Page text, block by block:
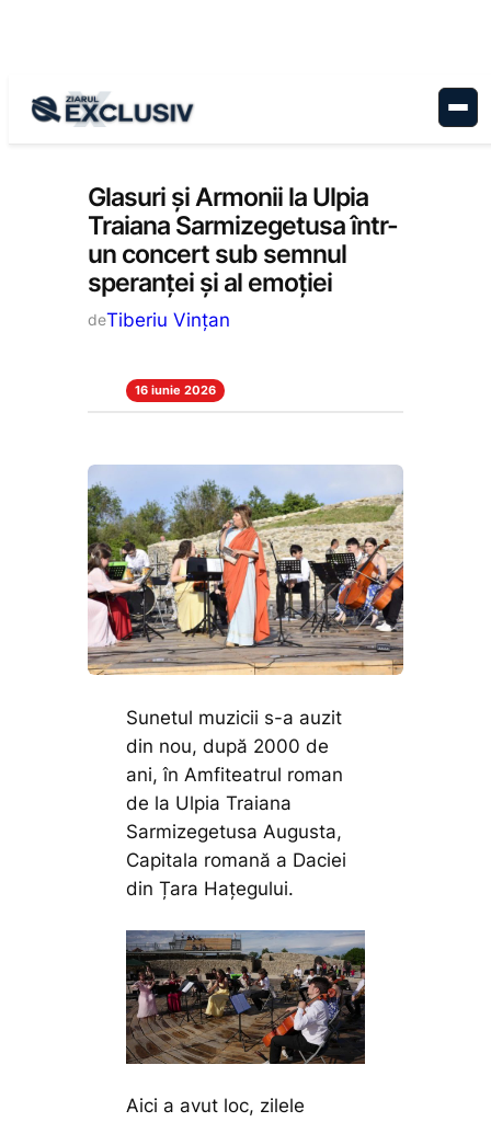
Cultură, Educație
Glasuri și Armonii la Ulpia
Traiana Sarmizegetusa într-
un concert sub semnul
speranței și al emoției
deTiberiu Vințan
16 iunie 2026
Sunetul muzicii s-a auzit
din nou, după 2000 de
ani, în Amfiteatrul roman
de la Ulpia Traiana
Sarmizegetusa Augusta,
Capitala romană a Daciei
din Țara Hațegului.
Aici a avut loc, zilele